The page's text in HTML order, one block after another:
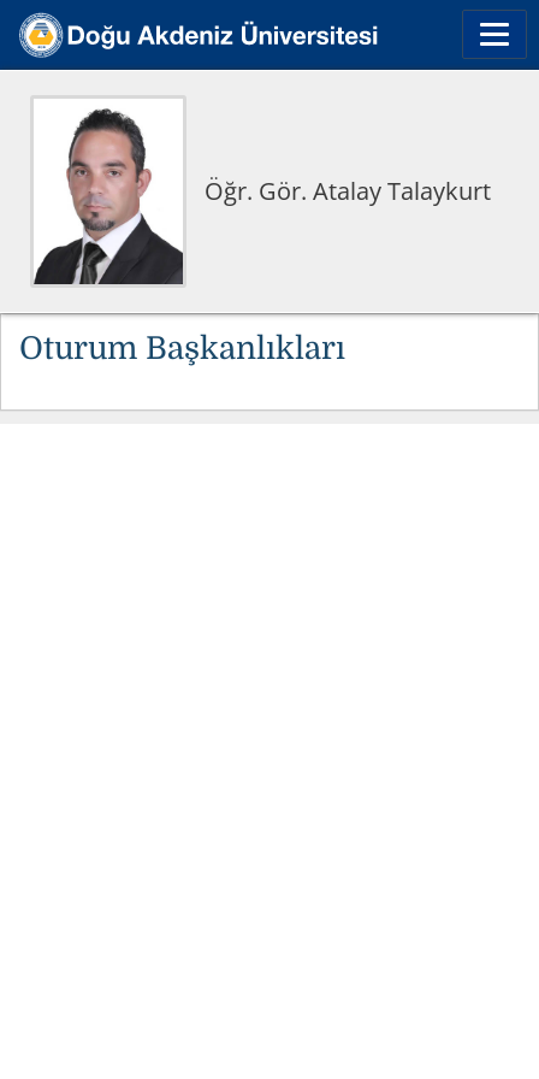
Öğr. Gör. Atalay Talaykurt
Oturum Başkanlıkları